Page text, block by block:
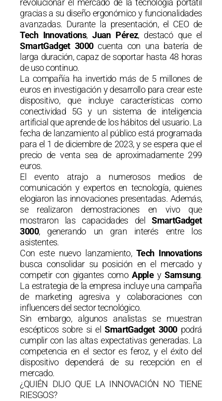
revolucionar el mercado de la tecnología portátil
gracias a su diseño ergonómico y funcionalidades
avanzadas. Durante la presentación, el CEO de
Tech Innovations,Juan Pérez, destacó que el
SmartGadget 3000cuenta con una batería de
larga duración, capaz de soportar hasta 48 horas
de uso continuo.
La compañía ha invertido más de 5 millones de
euros en investigación y desarrollo para crear este
dispositivo, que incluye características como
conectividad 5G y un sistema de inteligencia
artificial que aprende de los hábitos del usuario. La
fecha de lanzamiento al público está programada
para el 1 de diciembre de 2023, y se espera que el
precio de venta sea de aproximadamente 299
euros.
El evento atrajo a numerosos medios de
comunicación y expertos en tecnología, quienes
elogiaron las innovaciones presentadas. Además,
se realizaron demostraciones en vivo que
mostraron las capacidades delSmartGadget
3000, generando un gran interés entre los
asistentes.
Con este nuevo lanzamiento, Tech Innovations
busca consolidar su posición en el mercado y
competir con gigantes comoAppleySamsung.
La estrategia de la empresa incluye una campaña
de marketing agresiva y colaboraciones con
influencers del sector tecnológico.
Sin embargo, algunos analistas se muestran
escépticos sobre si elSmartGadget 3000podrá
cumplir con las altas expectativas generadas. La
competencia en el sector es feroz, y el éxito del
dispositivo dependerá de su recepción en el
mercado.
¿QUIÉN DIJO QUE LA INNOVACIÓN NO TIENE
RIESGOS?